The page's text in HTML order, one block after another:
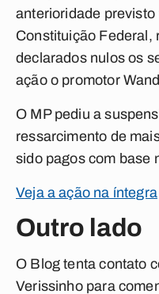
anterioridade previsto
Constituição Federal,
declarados nulos os
ação o promotor
O MP pediu a
ressarcimento de
sido pagos com base
Veja a ação na íntegra
Outro lado
O Blog tenta contato
Verissinho para